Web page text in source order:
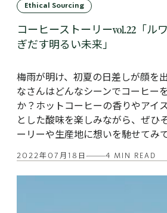
Ethical Sourcing
コーヒーストーリーvol.22「ル
ぎだす明るい未来」
梅雨が明け、初夏の日差しが顔を
なさんはどんなシーンでコーヒー
か？ホットコーヒーの香りやアイ
とした酸味を楽しみながら、ぜひ
ーリーや生産地に想いを馳せてみ
2022年07月18日 4 MIN READ